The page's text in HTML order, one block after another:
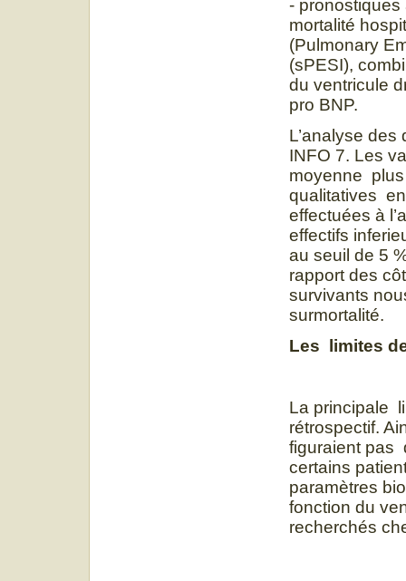
-
mortalité
(Pulmonary
(sPESI),
du ventricule
pro BNP.
L’analyse
INFO 7. Les
moyenne
qualitatives
effectuées à
effectifs
au seuil de 5
rapport des
survivants
surmortalité.
Les limites
La principale
rétrospectif.
figuraient pas
certains
paramètres
fonction du
recherchés